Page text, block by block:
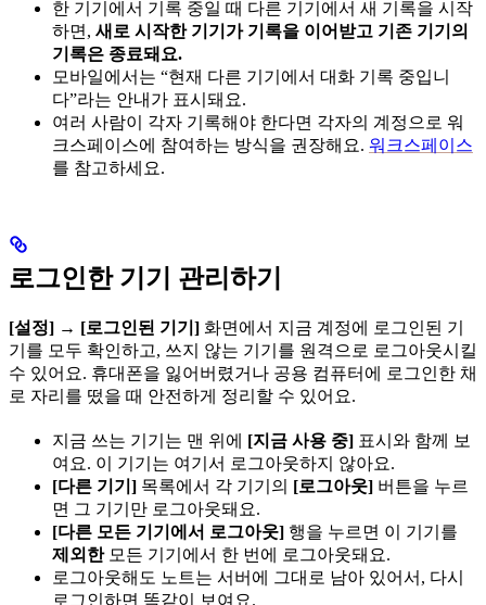
한 기기에서 기록 중일 때 다른 기기에서 새 기록을 시작
하면, 새로 시작한 기기가 기록을 이어받고 기존 기기의
기록은 종료돼요.
모바일에서는 “현재 다른 기기에서 대화 기록 중입니
다”라는 안내가 표시돼요.
여러 사람이 각자 기록해야 한다면 각자의 계정으로 워
크스페이스에 참여하는 방식을 권장해요. 워크스페이스
를 참고하세요.
로그인한 기기 관리하기
[설정] → [로그인된 기기] 화면에서 지금 계정에 로그인된 기
기를 모두 확인하고, 쓰지 않는 기기를 원격으로 로그아웃시킬
수 있어요. 휴대폰을 잃어버렸거나 공용 컴퓨터에 로그인한 채
로 자리를 떴을 때 안전하게 정리할 수 있어요.
지금 쓰는 기기는 맨 위에 [지금 사용 중] 표시와 함께 보
여요. 이 기기는 여기서 로그아웃하지 않아요.
[다른 기기] 목록에서 각 기기의 [로그아웃] 버튼을 누르
면 그 기기만 로그아웃돼요.
[다른 모든 기기에서 로그아웃] 행을 누르면 이 기기를
제외한모든 기기에서 한 번에 로그아웃돼요.
로그아웃해도 노트는 서버에 그대로 남아 있어서, 다시
로그인하면 똑같이 보여요.